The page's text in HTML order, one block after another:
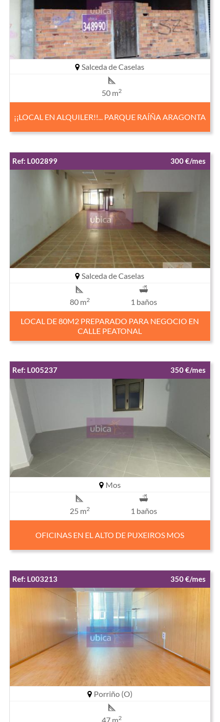
Salceda de Caselas
50 m2
¡¡LOCAL EN ALQUILER!!... PARQUE RAÍÑA ARAGONTA
Ref: L002899 300 €/mes
Salceda de Caselas
80 m2 1 baños
LOCAL DE 80M2 PREPARADO PARA NEGOCIO EN
CALLE PEATONAL
Ref: L005237 350 €/mes
Mos
25 m2 1 baños
OFICINAS EN EL ALTO DE PUXEIROS MOS
Ref: L003213 350 €/mes
Porriño (O)
47 m2